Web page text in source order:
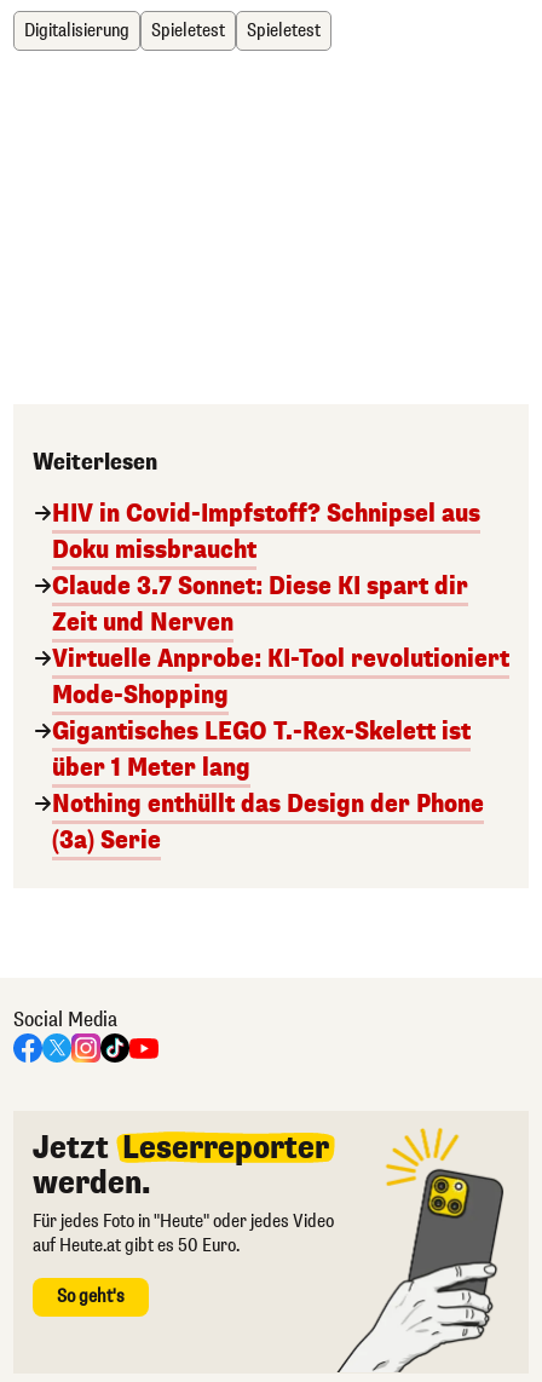
Digitalisierung Spieletest Spieletest
Weiterlesen
HIV in Covid-Impfstoff? Schnipsel aus
Doku missbraucht
Claude 3.7 Sonnet: Diese KI spart dir
Zeit und Nerven
Virtuelle Anprobe: KI-Tool revolutioniert
Mode-Shopping
Gigantisches LEGO T.-Rex-Skelett ist
über 1 Meter lang
Nothing enthüllt das Design der Phone
(3a) Serie
Social Media
Jetzt Leserreporter
werden.
Für jedes Foto in "Heute" oder jedes Video
auf Heute.at gibt es 50 Euro.
So geht's